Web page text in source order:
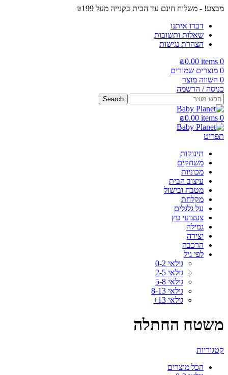
מבצע! - משלוח חינם עד הבית בקנייה מעל ₪199
דברו איתנו
שאלות ותשובות
הצהרת נגישות
0
items
₪0.00
0 מוצרים שמורים
0 השווה מוצר
כניסה / הרשמה
Search
0
items
₪0.00
תפריט
תינוקות
משחקים
מכוניות
עיצוב הבית
מטבח ובישול
מקלחת
על גלגלים
צעצועי עץ
גמילה
יצירה
הרכבה
לפי גיל
גילאי 0-2
גילאי 2-5
גילאי 5-8
גילאי 8-13
גילאי 13+
משטח החתלה
קטגוריות
הכל מוצרים